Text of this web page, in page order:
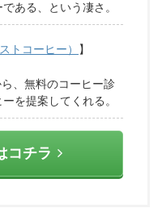
ある、という凄さ。
トコーヒー）
】
、無料のコーヒー診
を提案してくれる。
コチラ